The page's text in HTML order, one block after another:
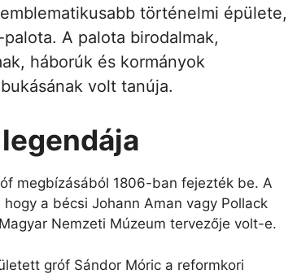
történelmi épülete,
palota. A palota birodalmak,
háborúk és kormányok
volt tanúja.
megbízásából 1806-ban fejezték be. A
a bécsi Johann Aman vagy Pollack
Nemzeti Múzeum tervezője volt-e.
gróf Sándor Móric a reformkori